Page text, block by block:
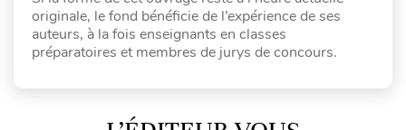
originale, le fond bénéficie de l’expérience de ses
auteurs, à la fois enseignants en classes
préparatoires et membres de jurys de concours.